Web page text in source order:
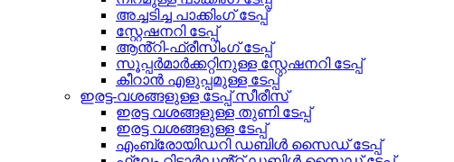
അച്ചടിച്ച പാക്കിംഗ് ടേപ്പ്
സ്റ്റേഷനറി ടേപ്പ്
ആൻ്റി-ഫ്രീസിംഗ് ടേപ്പ്
സൂപ്പർമാർക്കറ്റിനുള്ള സ്റ്റേഷനറി ടേപ്പ്
കീറാൻ എളുപ്പമുള്ള ടേപ്പ്
ഇരട്ട-വശങ്ങളുള്ള ടേപ്പ് സീരീസ്
ഇരട്ട വശങ്ങളുള്ള തുണി ടേപ്പ്
ഇരട്ട വശങ്ങളുള്ള ടേപ്പ്
എംബ്രോയിഡറി ഡബിൾ സൈഡ് ടേപ്പ്